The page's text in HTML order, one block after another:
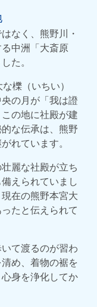
なく、熊野川・
中洲「大斎原
た。
櫟（いちい）
の月が「我は證
の地に社殿が建
な伝承は、熊野
れています。
麗な社殿が立ち
えられていまし
在の熊野本宮大
たと伝えられて
て渡るのが習わ
め、着物の裾を
身を浄化してか